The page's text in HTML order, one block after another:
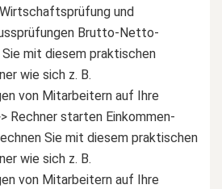
und
Brutto-Netto-
mit diesem praktischen
wie sich z. B.
von Mitarbeitern auf Ihre
Rechner starten Einkommen-
Sie mit diesem praktischen
wie sich z. B.
von Mitarbeitern auf Ihre